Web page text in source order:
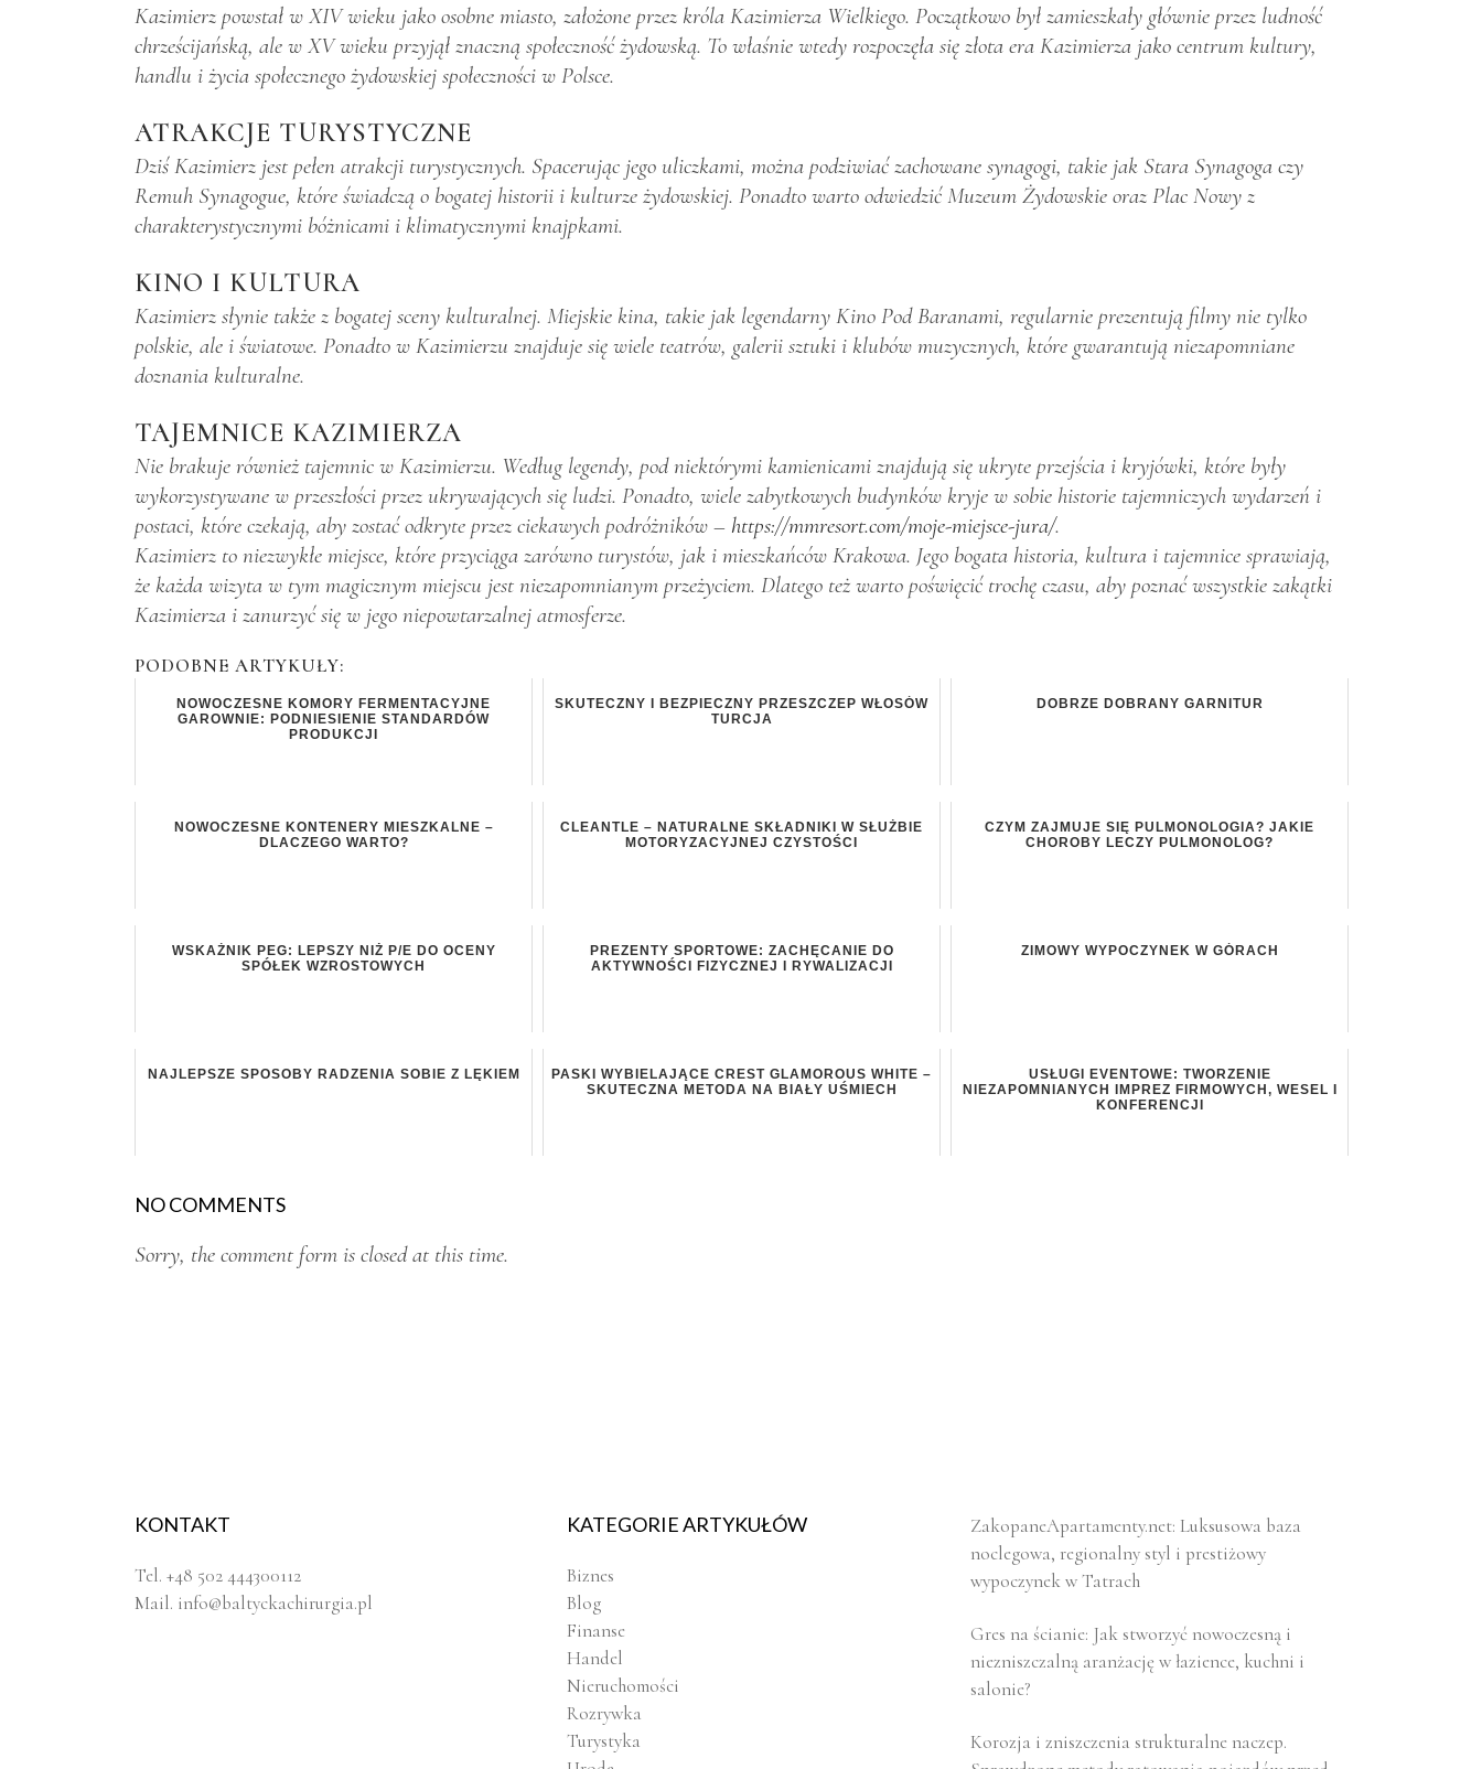
Kazimierz powstał w XIV wieku jako osobne miasto, założone przez króla Kazimierza Wielkiego. Początkowo był zamieszkały głównie przez ludność
chrześcijańską, ale w XV wieku przyjął znaczną społeczność żydowską. To właśnie wtedy rozpoczęła się złota era Kazimierza jako centrum kultury,
handlu i życia społecznego żydowskiej społeczności w Polsce.
ATRAKCJE TURYSTYCZNE
Dziś Kazimierz jest pełen atrakcji turystycznych. Spacerując jego uliczkami, można podziwiać zachowane synagogi, takie jak Stara Synagoga czy
Remuh Synagogue, które świadczą o bogatej historii i kulturze żydowskiej. Ponadto warto odwiedzić Muzeum Żydowskie oraz Plac Nowy z
charakterystycznymi bóżnicami i klimatycznymi knajpkami.
KINO I KULTURA
Kazimierz słynie także z bogatej sceny kulturalnej. Miejskie kina, takie jak legendarny Kino Pod Baranami, regularnie prezentują filmy nie tylko
polskie, ale i światowe. Ponadto w Kazimierzu znajduje się wiele teatrów, galerii sztuki i klubów muzycznych, które gwarantują niezapomniane
doznania kulturalne.
TAJEMNICE KAZIMIERZA
Nie brakuje również tajemnic w Kazimierzu. Według legendy, pod niektórymi kamienicami znajdują się ukryte przejścia i kryjówki, które były
wykorzystywane w przeszłości przez ukrywających się ludzi. Ponadto, wiele zabytkowych budynków kryje w sobie historie tajemniczych wydarzeń i
postaci, które czekają, aby zostać odkryte przez ciekawych podróżników – https://mmresort.com/moje-miejsce-jura/.
Kazimierz to niezwykłe miejsce, które przyciąga zarówno turystów, jak i mieszkańców Krakowa. Jego bogata historia, kultura i tajemnice sprawiają,
że każda wizyta w tym magicznym miejscu jest niezapomnianym przeżyciem. Dlatego też warto poświęcić trochę czasu, aby poznać wszystkie zakątki
Kazimierza i zanurzyć się w jego niepowtarzalnej atmosferze.
PODOBNE ARTYKUŁY:
NOWOCZESNE KOMORY FERMENTACYJNE
GAROWNIE: PODNIESIENIE STANDARDÓW
PRODUKCJI
SKUTECZNY I BEZPIECZNY PRZESZCZEP WŁOSÓW
TURCJA
DOBRZE DOBRANY GARNITUR
NOWOCZESNE KONTENERY MIESZKALNE –
DLACZEGO WARTO?
CLEANTLE – NATURALNE SKŁADNIKI W SŁUŻBIE
MOTORYZACYJNEJ CZYSTOŚCI
CZYM ZAJMUJE SIĘ PULMONOLOGIA? JAKIE
CHOROBY LECZY PULMONOLOG?
WSKAŹNIK PEG: LEPSZY NIŻ P/E DO OCENY
SPÓŁEK WZROSTOWYCH
PREZENTY SPORTOWE: ZACHĘCANIE DO
AKTYWNOŚCI FIZYCZNEJ I RYWALIZACJI
ZIMOWY WYPOCZYNEK W GÓRACH
NAJLEPSZE SPOSOBY RADZENIA SOBIE Z LĘKIEM
PASKI WYBIELAJĄCE CREST GLAMOROUS WHITE –
SKUTECZNA METODA NA BIAŁY UŚMIECH
USŁUGI EVENTOWE: TWORZENIE
NIEZAPOMNIANYCH IMPREZ FIRMOWYCH, WESEL I
KONFERENCJI
NO COMMENTS
Sorry, the comment form is closed at this time.
KONTAKT
Tel. +48 502 444300112
Mail. info@baltyckachirurgia.pl
KATEGORIE ARTYKUŁÓW
Biznes
Blog
Finanse
Handel
Nieruchomości
Rozrywka
Turystyka
ZakopaneApartamenty.net: Luksusowa baza
noclegowa, regionalny styl i prestiżowy
wypoczynek w Tatrach
Gres na ścianie: Jak stworzyć nowoczesną i
niezniszczalną aranżację w łazience, kuchni i
salonie?
Korozja i zniszczenia strukturalne naczep.